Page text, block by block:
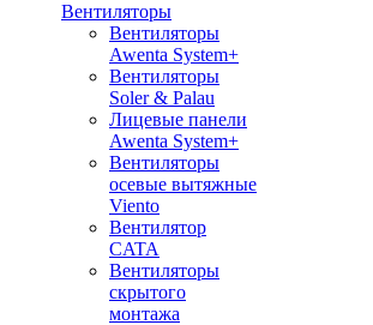
Вентиляторы
Вентиляторы
Awenta System+
Вентиляторы
Soler & Palau
Лицевые панели
Awenta System+
Вентиляторы
осевые вытяжные
Viento
Вентилятор
CATA
Вентиляторы
скрытого
монтажа